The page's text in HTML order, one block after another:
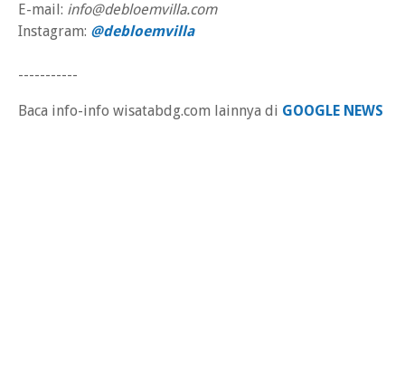
E-mail: info@debloemvilla.com
Instagram: @debloemvilla
-----------
Baca info-info wisatabdg.com lainnya di GOOGLE NEWS